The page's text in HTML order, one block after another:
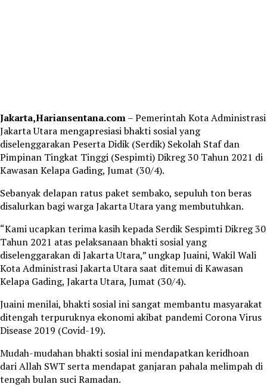
Jakarta,Hariansentana.com– Pemerintah Kota Administrasi
Jakarta Utara mengapresiasi bhakti sosial yang
diselenggarakan Peserta Didik (Serdik) Sekolah Staf dan
Pimpinan Tingkat Tinggi (Sespimti) Dikreg 30 Tahun 2021 di
Kawasan Kelapa Gading, Jumat (30/4).
Sebanyak delapan ratus paket sembako, sepuluh ton beras
disalurkan bagi warga Jakarta Utara yang membutuhkan.
“Kami ucapkan terima kasih kepada Serdik Sespimti Dikreg 30
Tahun 2021 atas pelaksanaan bhakti sosial yang
diselenggarakan di Jakarta Utara,” ungkap Juaini, Wakil Wali
Kota Administrasi Jakarta Utara saat ditemui di Kawasan
Kelapa Gading, Jakarta Utara, Jumat (30/4).
Juaini menilai, bhakti sosial ini sangat membantu masyarakat
ditengah terpuruknya ekonomi akibat pandemi Corona Virus
Disease 2019 (Covid-19).
Mudah-mudahan bhakti sosial ini mendapatkan keridhoan
dari Allah SWT serta mendapat ganjaran pahala melimpah di
tengah bulan suci Ramadan.